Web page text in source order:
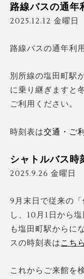
路線バスの通年
2025.12.12 金曜日
路線バスの通年利
別所線の塩田町駅
に乗り継ぎますと
ご利用ください。
時刻表は交通・ご
シャトルバス時
2025.9.26 金曜日
9月末日で従来の
し、10月1日から
も塩田町駅からに
スの時刻表は こちら
これからご来館を